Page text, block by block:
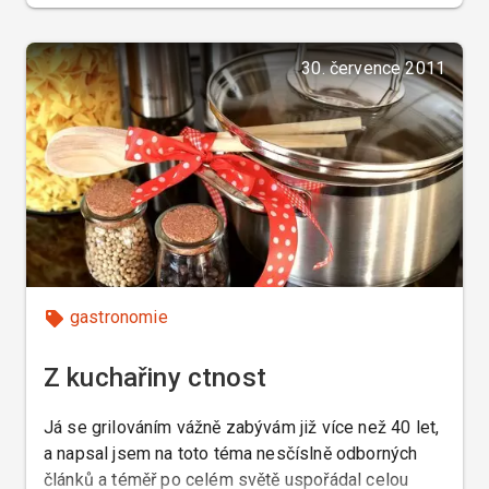
zařízení, z vámi vybraných potravin, eventuálně
božíhodovém porcelánu.
30. července 2011
gastronomie
Z kuchařiny ctnost
Já se grilováním vážně zabývám již více než 40 let,
a napsal jsem na toto téma nesčíslně odborných
článků a téměř po celém světě uspořádal celou